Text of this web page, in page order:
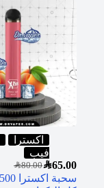
اكسترا
فيب
SAR80.00SAR65.00